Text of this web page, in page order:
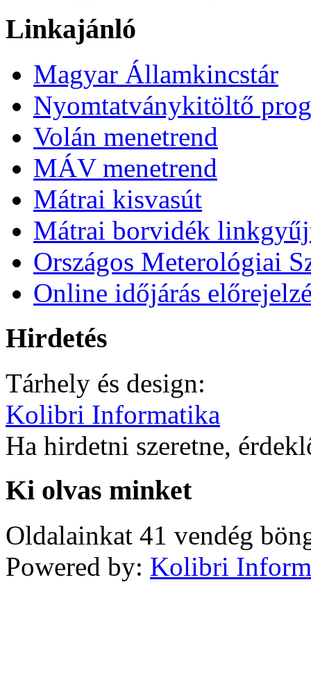
Linkajánló
Magyar Államkincstár
Nyomtatványkitöltő
Volán menetrend
MÁV menetrend
Mátrai kisvasút
Mátrai borvidék
Országos Meterológiai
Online időjárás
Hirdetés
Tárhely és design:
Kolibri Informatika
Ha hirdetni szeretne,
Ki olvas minket
Oldalainkat 41 vendég
Powered by: Kolibri